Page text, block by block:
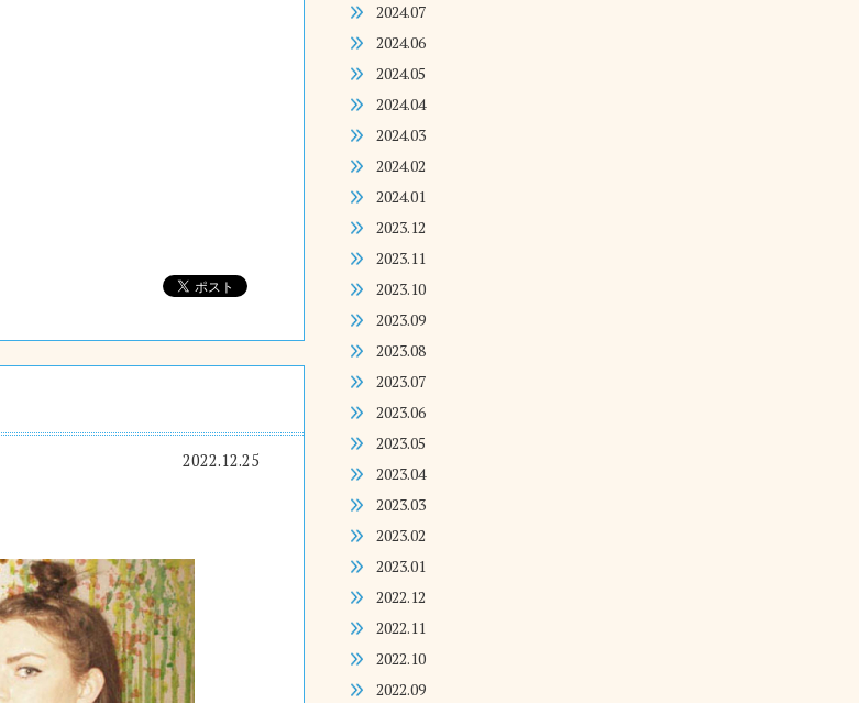
2022.12.25
2024.07
2024.06
2024.05
2024.04
2024.03
2024.02
2024.01
2023.12
2023.11
2023.10
2023.09
2023.08
2023.07
2023.06
2023.05
2023.04
2023.03
2023.02
2023.01
2022.12
2022.11
2022.10
2022.09